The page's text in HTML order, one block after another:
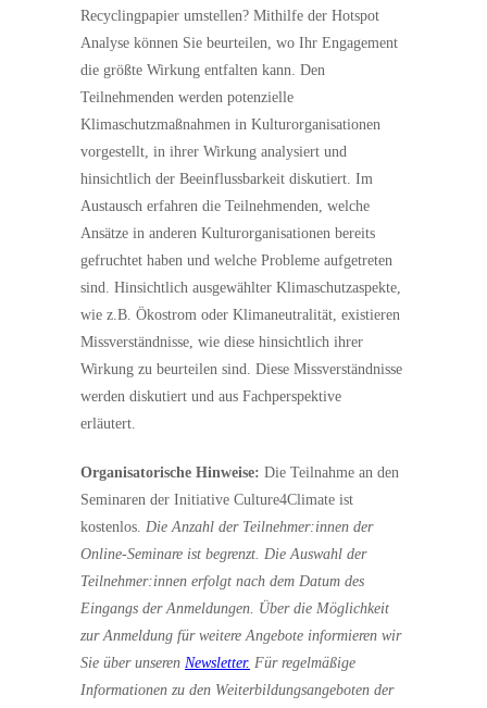
Recyclingpapier umstellen? Mithilfe der Hotspot
Analyse können Sie beurteilen, wo Ihr Engagement
die größte Wirkung entfalten kann. Den
Teilnehmenden werden potenzielle
Klimaschutzmaßnahmen in Kulturorganisationen
vorgestellt, in ihrer Wirkung analysiert und
hinsichtlich der Beeinflussbarkeit diskutiert. Im
Austausch erfahren die Teilnehmenden, welche
Ansätze in anderen Kulturorganisationen bereits
gefruchtet haben und welche Probleme aufgetreten
sind. Hinsichtlich ausgewählter Klimaschutzaspekte,
wie z.B. Ökostrom oder Klimaneutralität, existieren
Missverständnisse, wie diese hinsichtlich ihrer
Wirkung zu beurteilen sind. Diese Missverständnisse
werden diskutiert und aus Fachperspektive
erläutert.
Organisatorische Hinweise: Die Teilnahme an den
Seminaren der Initiative Culture4Climate ist
kostenlos. Die Anzahl der Teilnehmer:innen der
Online-Seminare ist begrenzt. Die Auswahl der
Teilnehmer:innen erfolgt nach dem Datum des
Eingangs der Anmeldungen. Über die Möglichkeit
zur Anmeldung für weitere Angebote informieren wir
Sie über unseren Newsletter. Für regelmäßige
Informationen zu den Weiterbildungsangeboten der